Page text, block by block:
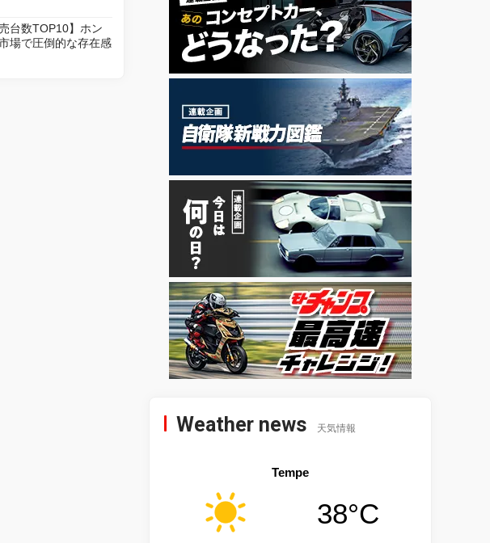
台数TOP10】ホン
場で圧倒的な存在感
Weather news 天気情報
Tempe
38°C